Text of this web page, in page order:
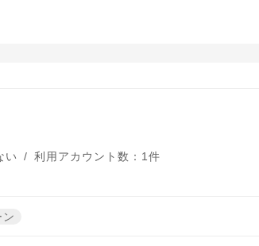
い
/ 利用アカウント数：1件